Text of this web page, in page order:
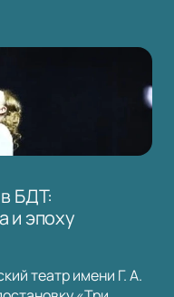
БДТ:
и эпоху
театр имени Г. А.